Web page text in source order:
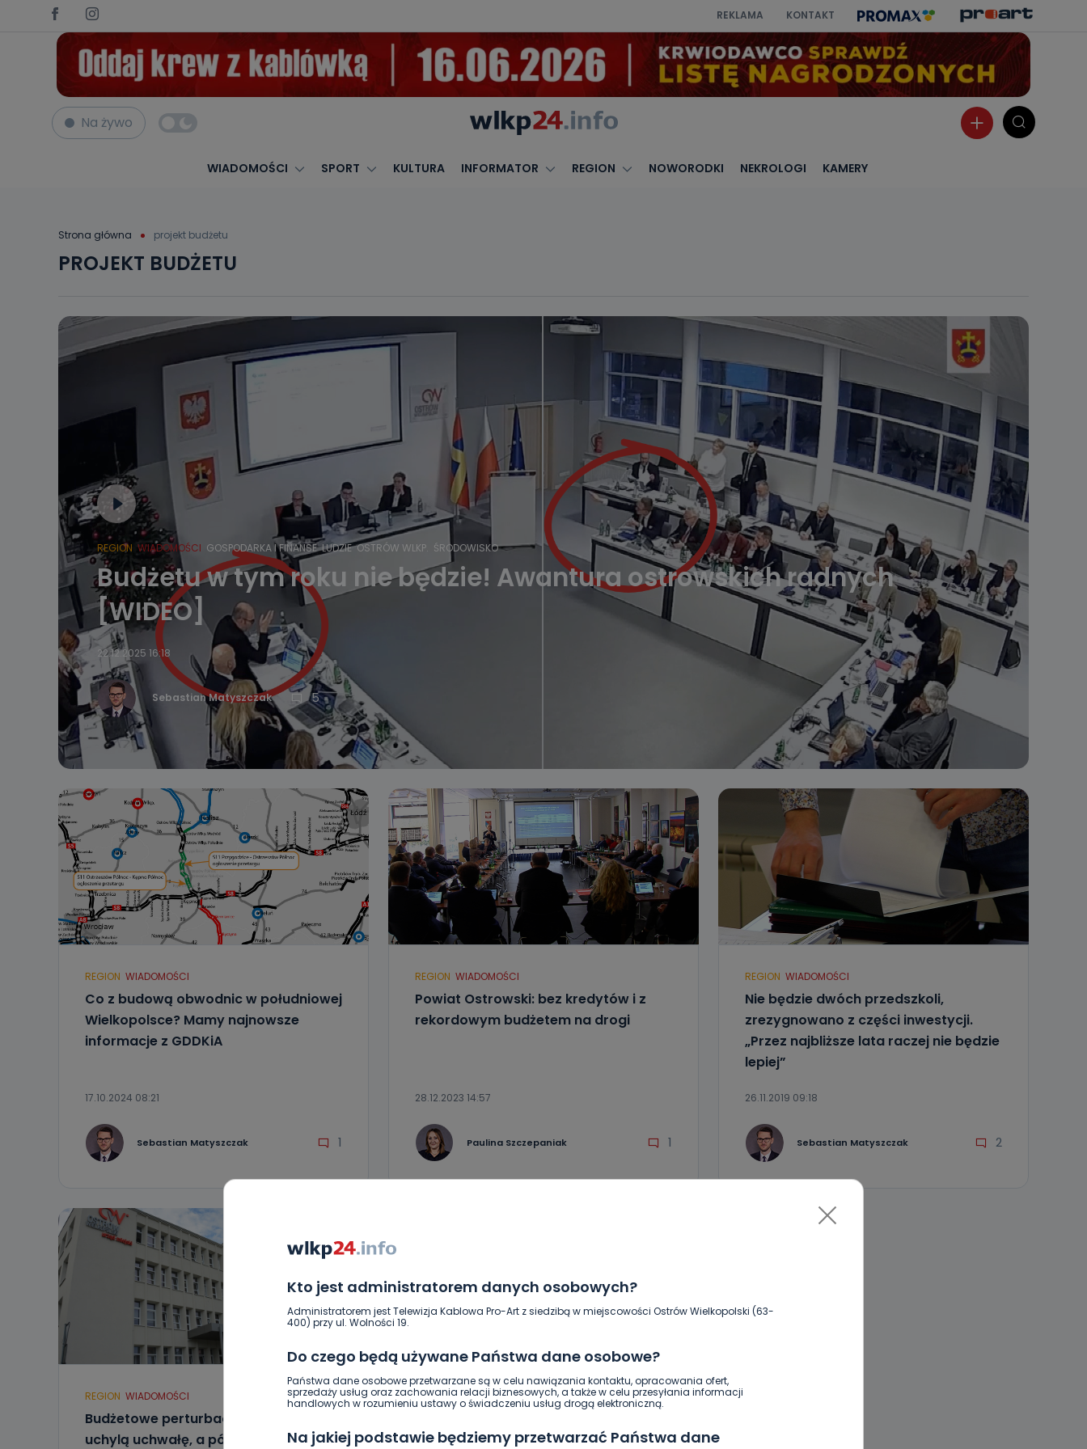
REKLAMA KONTAKT
Na żywo
WIADOMOŚCI SPORT KULTURA INFORMATOR REGION NOWORODKI NEKROLOGI KAMERY
Strona główna projekt budżetu
Kto jest administratorem danych osobowych?
Administratorem jest Telewizja Kablowa Pro-Art z siedzibą w miejscowości Ostrów Wielkopolski (63-
400) przy ul. Wolności 19.
Do czego będą używane Państwa dane osobowe?
Państwa dane osobowe przetwarzane są w celu nawiązania kontaktu, opracowania ofert,
sprzedaży usług oraz zachowania relacji biznesowych, a także w celu przesyłania informacji
handlowych w rozumieniu ustawy o świadczeniu usług drogą elektroniczną.
Na jakiej podstawie będziemy przetwarzać Państwa dane
PROJEKT BUDŻETU
REGION WIADOMOŚCI GOSPODARKA I FINANSE LUDZIE OSTRÓW WLKP. ŚRODOWISKO
Budżetu w tym roku nie będzie! Awantura ostrowskich radnych
[WIDEO]
22.12.2025 16:18
Sebastian Matyszczak 5
REGION WIADOMOŚCI
Co z budową obwodnic w południowej
Wielkopolsce? Mamy najnowsze
informacje z GDDKiA
17.10.2024 08:21
Sebastian Matyszczak 1
REGION WIADOMOŚCI
Powiat Ostrowski: bez kredytów i z
rekordowym budżetem na drogi
28.12.2023 14:57
Paulina Szczepaniak 1
REGION WIADOMOŚCI
Nie będzie dwóch przedszkoli,
zrezygnowano z części inwestycji.
„Przez najbliższe lata raczej nie będzie
lepiej”
26.11.2019 09:18
Sebastian Matyszczak 2
REGION WIADOMOŚCI
Budżetowe perturbacje, czyli najpierw
uchylą uchwałę, a później zaciągną